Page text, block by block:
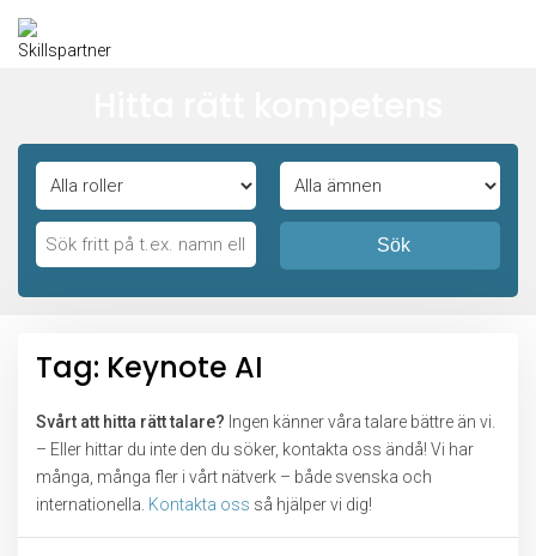
Sök
Tag: Keynote AI
Svårt att hitta rätt talare? Ingen känner våra talare bättre än vi.
– Eller hittar du inte den du söker, kontakta oss ändå! Vi har
många, många fler i vårt nätverk – både svenska och
internationella. Kontakta oss så hjälper vi dig!